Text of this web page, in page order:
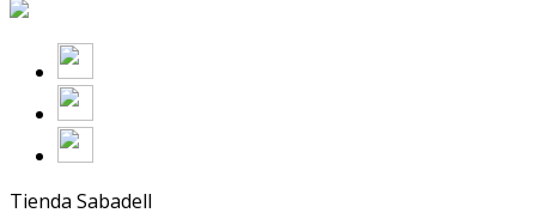
Tienda Sabadell